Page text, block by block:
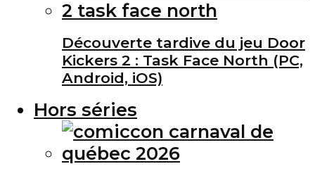
Découverte tardive du jeu Door
Kickers 2 : Task Face North (PC,
Android, iOS)
Hors séries